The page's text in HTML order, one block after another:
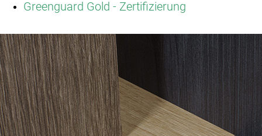
Greenguard Gold - Zertifizierung